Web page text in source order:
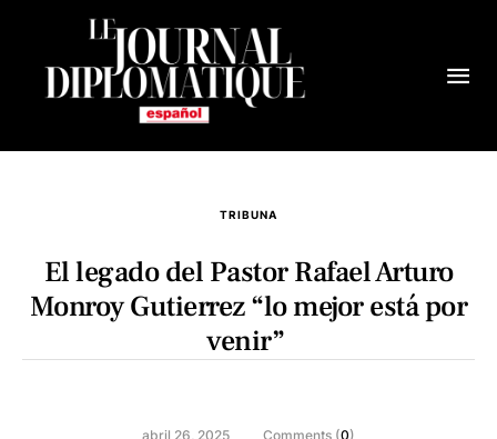
TRIBUNA
El legado del Pastor Rafael Arturo
Monroy Gutierrez “lo mejor está por
venir”
abril 26, 2025 Comments (0)